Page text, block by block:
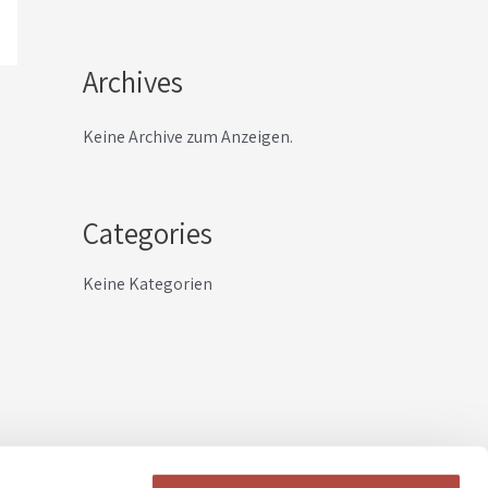
Archives
Keine Archive zum Anzeigen.
Categories
Keine Kategorien